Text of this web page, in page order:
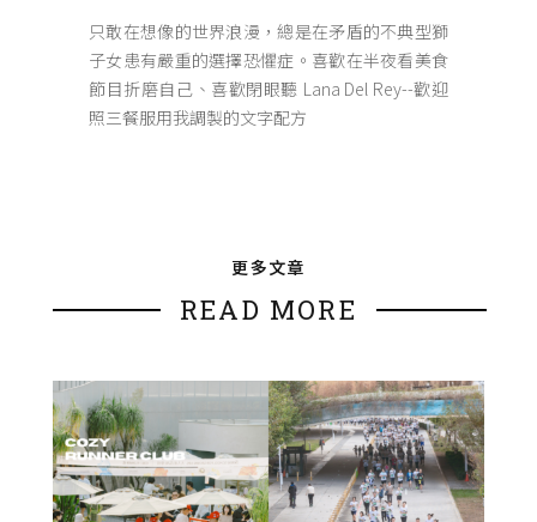
只敢在想像的世界浪漫，總是在矛盾的不典型獅
子女患有嚴重的選擇恐懼症。喜歡在半夜看美食
節目折磨自己、喜歡閉眼聽 Lana Del Rey--歡迎
照三餐服用我調製的文字配方
更多文章
READ MORE